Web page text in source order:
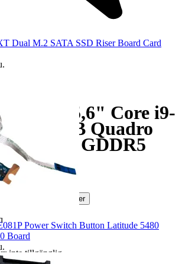
15 G6 15,6" Core i9-
512GB Quadro
Q 4GB GDDR5
hos företag.
Läs mer
inte tillgänglig.
Dual M.2 SATA SSD Riser Board Card
.
Power Switch Button Latitude 5480
Board
.